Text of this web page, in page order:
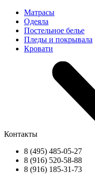
Матрасы
Одеяла
Постельное белье
Пледы и покрывала
Кровати
Контакты
8 (495) 485-05-27
8 (916) 520-58-88
8 (916) 185-31-73